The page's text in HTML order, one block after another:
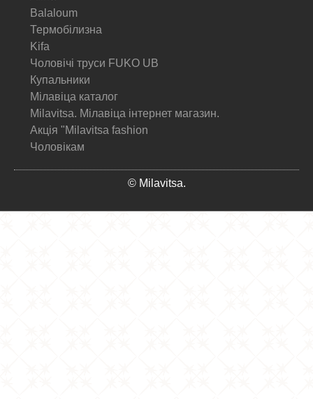
Balaloum
Термобілизна
Kifa
Чоловічі труси FUKO UB
Купальники
Мілавіца каталог
Milavitsa. Мілавіца інтернет магазин.
Акція "Milavitsa fashion
Чоловікам
© Milavitsa.